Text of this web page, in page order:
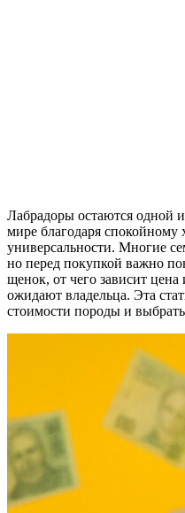
Лабрадоры остаются одной
мире благодаря
универсальности. Многие
но перед покупкой важно
щенок, от чего зависит
ожидают владельца. Эта
стоимости породы и